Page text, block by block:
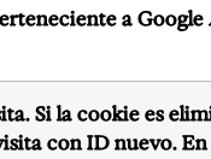
a
Si la cookie es
con ID nuevo.